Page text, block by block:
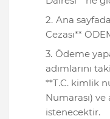
Ana
Cezası**
Ödeme
adımlarını
**T.C. kimlik
Numarası)
istenecektir.